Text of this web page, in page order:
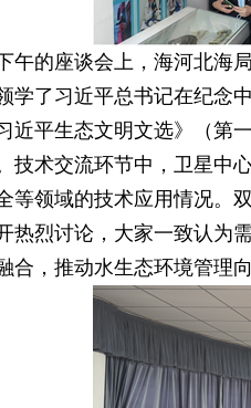
的座谈会上，海河北海局
学了习近平总书记在纪念
近平生态文明文选》（第
技术交流环节中，卫星中
等领域的技术应用情况。
热烈讨论，大家一致认为
合，推动水生态环境管理